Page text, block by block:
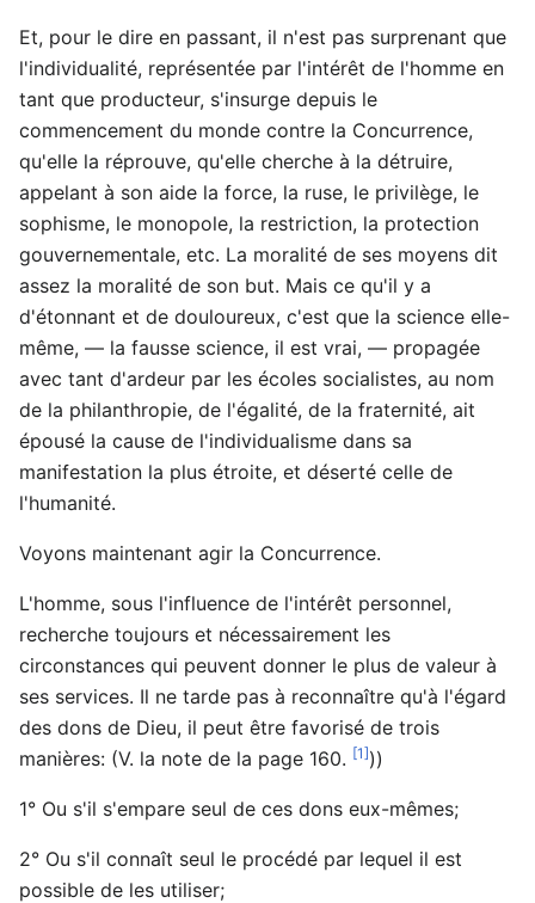
Et, pour le dire en passant, il n'est pas surprenant que
l'individualité, représentée par l'intérêt de l'homme en
tant que producteur, s'insurge depuis le
commencement du monde contre la Concurrence,
qu'elle la réprouve, qu'elle cherche à la détruire,
appelant à son aide la force, la ruse, le privilège, le
sophisme, le monopole, la restriction, la protection
gouvernementale, etc. La moralité de ses moyens dit
assez la moralité de son but. Mais ce qu'il y a
d'étonnant et de douloureux, c'est que la science elle-
même, — la fausse science, il est vrai, — propagée
avec tant d'ardeur par les écoles socialistes, au nom
de la philanthropie, de l'égalité, de la fraternité, ait
épousé la cause de l'individualisme dans sa
manifestation la plus étroite, et déserté celle de
l'humanité.
Voyons maintenant agir la Concurrence.
L'homme, sous l'influence de l'intérêt personnel,
recherche toujours et nécessairement les
circonstances qui peuvent donner le plus de valeur à
ses services. Il ne tarde pas à reconnaître qu'à l'égard
des dons de Dieu, il peut être favorisé de trois
manières: (V. la note de la page 160. [1]))
1° Ou s'il s'empare seul de ces dons eux-mêmes;
2° Ou s'il connaît seul le procédé par lequel il est
possible de les utiliser;